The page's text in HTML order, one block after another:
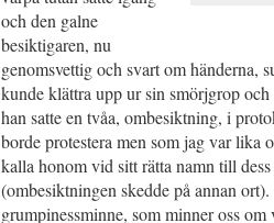
och den galne
besiktigaren, nu
genomsvettig och svart om händerna,
kunde klättra upp ur sin smörjgrop och
han satte en tvåa, ombesiktning, i
borde protestera men som jag var lika
kalla honom vid sitt rätta namn till
(ombesiktningen skedde på annan
grumpinessminne, som minner oss